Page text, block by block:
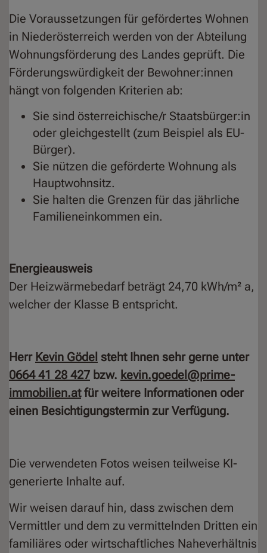
Die Voraussetzungen für gefördertes Wohnen
in Niederösterreich werden von der Abteilung
Wohnungsförderung des Landes geprüft. Die
Förderungswürdigkeit der Bewohner:innen
hängt von folgenden Kriterien ab:
Sie sind österreichische/r Staatsbürger:in
oder gleichgestellt (zum Beispiel als EU-
Bürger).
Sie nützen die geförderte Wohnung als
Hauptwohnsitz.
Sie halten die Grenzen für das jährliche
Familieneinkommen ein.
Energieausweis
Der Heizwärmebedarf beträgt 24,70 kWh/m² a,
welcher der Klasse B entspricht.
Herr Kevin Gödel steht Ihnen sehr gerne unter
0664 41 28 427 bzw. kevin.goedel@prime-
immobilien.atfür weitere Informationen oder
einen Besichtigungstermin zur Verfügung.
Die verwendeten Fotos weisen teilweise KI-
generierte Inhalte auf.
Wir weisen darauf hin, dass zwischen dem
Vermittler und dem zu vermittelnden Dritten ein
familiäres oder wirtschaftliches Naheverhältnis